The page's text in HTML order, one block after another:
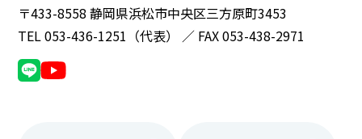
〒433-8558 静岡県浜松市中央区三方原町3453
TEL 053-436-1251（代表） ／ FAX 053-438-2971